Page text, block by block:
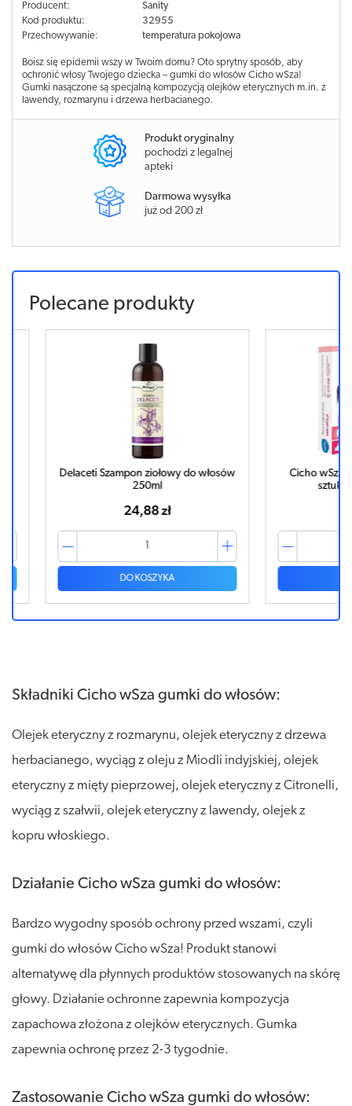
Producent:
Sanity
Kod produktu:
32955
Przechowywanie:
temperatura pokojowa
Boisz się epidemii wszy w Twoim domu? Oto sprytny sposób, aby
ochronić włosy Twojego dziecka – gumki do włosów Cicho wSza!
Gumki nasączone są specjalną kompozycją olejków eterycznych m.in. z
lawendy, rozmarynu i drzewa herbacianego.
Produkt oryginalny
pochodzi z legalnej
apteki
Darmowa wysyłka
już od 200 zł
Polecane produkty
Cicho wSza gumki do włosów x 4
sztuki w opakowaniu
57,25 zł
DO KOSZYKA
Cicho
Składniki Cicho wSza gumki do włosów:
Olejek eteryczny z rozmarynu, olejek eteryczny z drzewa
herbacianego, wyciąg z oleju z Miodli indyjskiej, olejek
eteryczny z mięty pieprzowej, olejek eteryczny z Citronelli,
wyciąg z szałwii, olejek eteryczny z lawendy, olejek z
kopru włoskiego.
Działanie Cicho wSza gumki do włosów:
Bardzo wygodny sposób ochrony przed wszami, czyli
gumki do włosów Cicho wSza! Produkt stanowi
alternatywę dla płynnych produktów stosowanych na skórę
głowy. Działanie ochronne zapewnia kompozycja
zapachowa złożona z olejków eterycznych. Gumka
zapewnia ochronę przez 2-3 tygodnie.
Zastosowanie Cicho wSza gumki do włosów: